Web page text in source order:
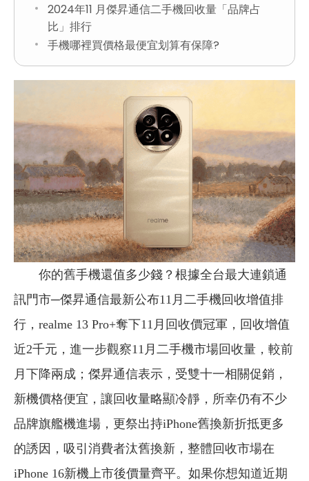
2024年11 月傑昇通信二手機回收量「品牌占
比」排行
手機哪裡買價格最便宜划算有保障?
你的舊手機還值多少錢？根據全台最大連鎖通
訊門市─傑昇通信最新公布11月二手機回收增值排
行，realme 13 Pro+奪下11月回收價冠軍，回收增值
近2千元，進一步觀察11月二手機市場回收量，較前
月下降兩成；傑昇通信表示，受雙十一相關促銷，
新機價格便宜，讓回收量略顯冷靜，所幸仍有不少
品牌旗艦機進場，更祭出持iPhone舊換新折抵更多
的誘因，吸引消費者汰舊換新，整體回收市場在
iPhone 16新機上市後價量齊平。如果你想知道近期